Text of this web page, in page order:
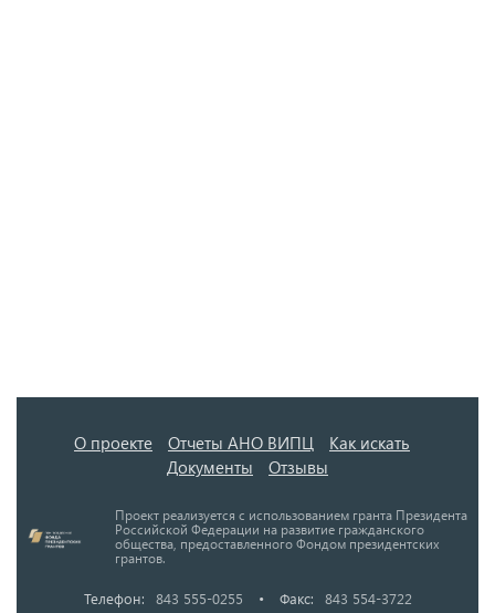
О проекте Отчеты АНО ВИПЦ
Как искать
Документы
Отзывы
Проект реализуется с использованием гранта Президента
Российской Федерации на развитие гражданского
общества, предоставленного Фондом президентских
грантов.
Телефон: 843 555-0255 • Факс:
843 554-3722